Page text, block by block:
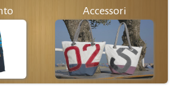
Accessori